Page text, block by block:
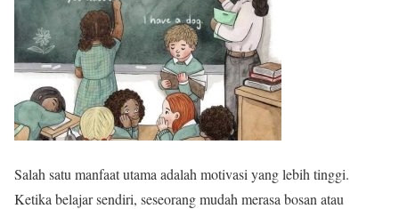
Salah satu manfaat utama adalah motivasi yang lebih tinggi.
Ketika belajar sendiri, seseorang mudah merasa bosan atau